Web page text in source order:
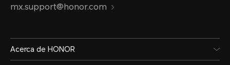
mx.support@honor.com
Acerca de HONOR